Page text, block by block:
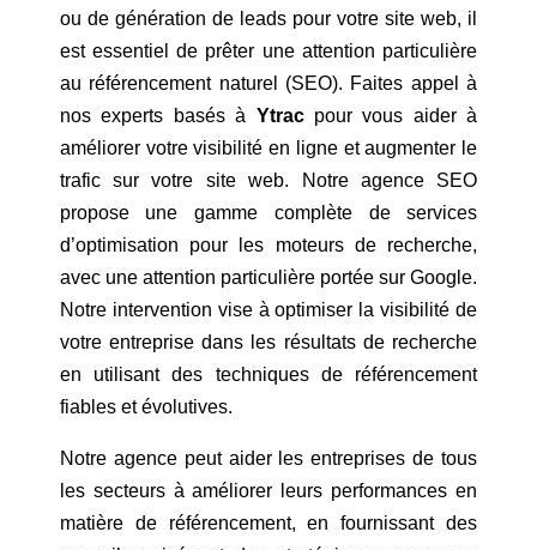
ou de génération de leads pour votre site web, il
est essentiel de prêter une attention particulière
au référencement naturel (SEO). Faites appel à
nos experts basés à Ytracpour vous aider à
améliorer votre visibilité en ligne et augmenter le
trafic sur votre site web. Notre agence SEO
propose une gamme complète de services
d’optimisation pour les moteurs de recherche,
avec une attention particulière portée sur Google.
Notre intervention vise à optimiser la visibilité de
votre entreprise dans les résultats de recherche
en utilisant des techniques de référencement
fiables et évolutives.
Notre agence peut aider les entreprises de tous
les secteurs à améliorer leurs performances en
matière de référencement, en fournissant des